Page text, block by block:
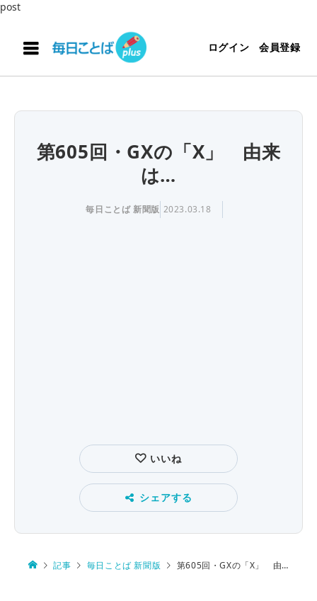
post
ログイン 会員登録
第605回・GXの「X」 由来
は…
毎日ことば 新聞版 2023.03.18
いいね
シェアする
記事 毎日ことば 新聞版 第605回・GXの「X」 由来は…